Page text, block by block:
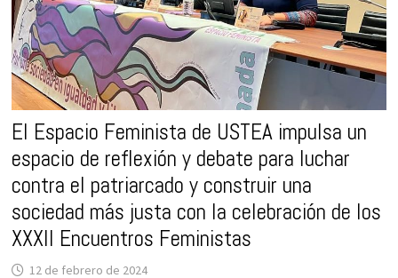
El Espacio Feminista de USTEA impulsa un
espacio de reflexión y debate para luchar
contra el patriarcado y construir una
sociedad más justa con la celebración de los
XXXII Encuentros Feministas
12 de febrero de 2024